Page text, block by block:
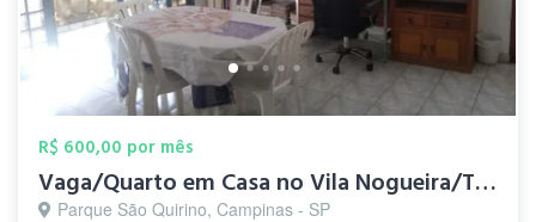
R$ 600,00 por mês
Vaga/Quarto em Casa no Vila Nogueira/Taq...
Parque São Quirino, Campinas - SP